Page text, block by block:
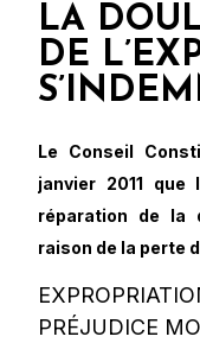
LA
DE
Le Conseil
janvier 2011 que
réparation de la
raison de la perte
PRÉJUDICE